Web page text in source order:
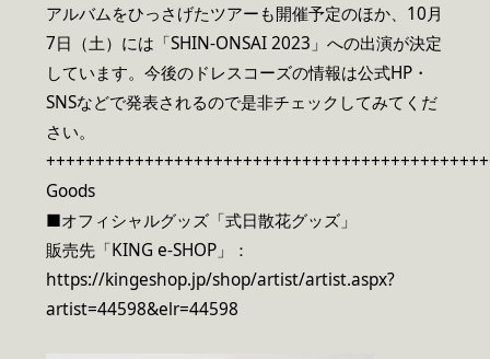
アルバムをひっさげたツアーも開催予定のほか、10月
7日（土）には「SHIN-ONSAI 2023」への出演が決定
しています。今後のドレスコーズの情報は公式HP・
SNSなどで発表されるので是非チェックしてみてくだ
さい。
Goods
■オフィシャルグッズ「式日散花グッズ」
販売先「KING e-SHOP」：
https://kingeshop.jp/shop/artist/artist.aspx?
artist=44598&elr=44598